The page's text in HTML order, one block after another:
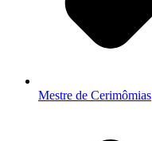
Mestre de Cerimômias